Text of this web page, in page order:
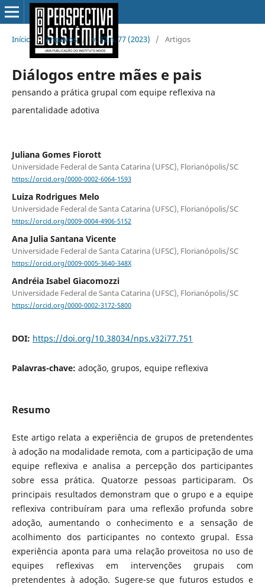
Início / Arquivos / v. 32 n. 77 (2023) / Artigos
Diálogos entre mães e pais
pensando a prática grupal com equipe reflexiva na
parentalidade adotiva
Juliana Gomes Fiorott
Universidade Federal de Santa Catarina (UFSC), Florianópolis/SC
https://orcid.org/0000-0002-6064-1593
Luiza Rodrigues Melo
Universidade Federal de Santa Catarina (UFSC), Florianópolis/SC
https://orcid.org/0009-0004-4906-5152
Ana Julia Santana Vicente
Universidade Federal de Santa Catarina (UFSC), Florianópolis/SC
https://orcid.org/0009-0005-3640-348X
Andréia Isabel Giacomozzi
Universidade Federal de Santa Catarina (UFSC), Florianópolis/SC
https://orcid.org/0000-0002-3172-5800
DOI: https://doi.org/10.38034/nps.v32i77.751
Palavras-chave: adoção, grupos, equipe reflexiva
Resumo
Este artigo relata a experiência de grupos de pretendentes
à adoção na modalidade remota, com a participação de uma
equipe reflexiva e analisa a percepção dos participantes
sobre essa prática. Quatorze pessoas participaram. Os
principais resultados demonstram que o grupo e a equipe
reflexiva contribuíram para uma reflexão profunda sobre
adoção, aumentando o conhecimento e a sensação de
acolhimento dos participantes no contexto grupal. Essa
experiência aponta para uma relação proveitosa no uso de
equipes reflexivas em intervenções grupais com
pretendentes à adoção. Sugere-se que futuros estudos e